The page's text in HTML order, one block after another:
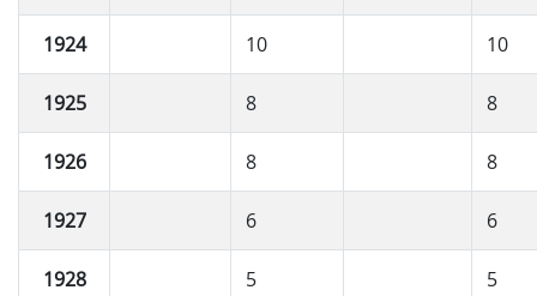
1924 10 10
1925 8 8
1926 8 8
1927 6 6
1928 5 5